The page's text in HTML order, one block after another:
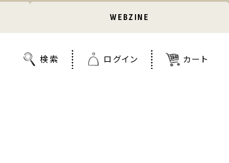
WEBZINE